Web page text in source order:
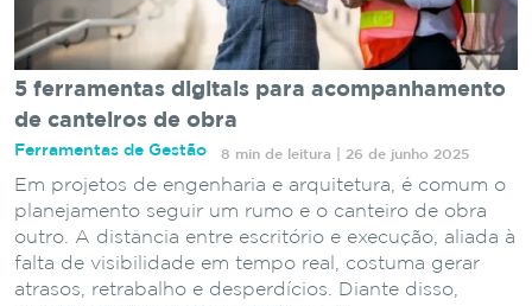
5 ferramentas digitais para acompanhamento
de canteiros de obra
Ferramentas de Gestão 8 min de leitura | 26 de junho 2025
Em projetos de engenharia e arquitetura, é comum o
planejamento seguir um rumo e o canteiro de obra
outro. A distância entre escritório e execução, aliada à
falta de visibilidade em tempo real, costuma gerar
atrasos, retrabalho e desperdícios. Diante disso,